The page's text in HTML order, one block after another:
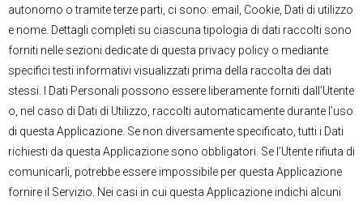
autonomo o tramite terze parti, ci sono: email, Cookie, Dati di utilizzo
e nome. Dettagli completi su ciascuna tipologia di dati raccolti sono
forniti nelle sezioni dedicate di questa privacy policy o mediante
specifici testi informativi visualizzati prima della raccolta dei dati
stessi. I Dati Personali possono essere liberamente forniti dall’Utente
o, nel caso di Dati di Utilizzo, raccolti automaticamente durante l’uso
di questa Applicazione. Se non diversamente specificato, tutti i Dati
richiesti da questa Applicazione sono obbligatori. Se l’Utente rifiuta di
comunicarli, potrebbe essere impossibile per questa Applicazione
fornire il Servizio. Nei casi in cui questa Applicazione indichi alcuni